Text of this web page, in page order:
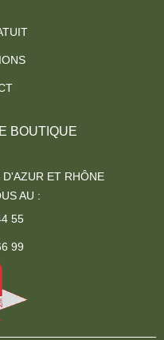
BOUTIQUE
D'AZUR ET RHÔNE
AU :
55
99